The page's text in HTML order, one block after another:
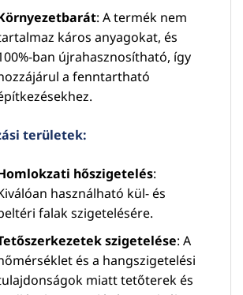
: A termék nem
káros anyagokat, és
ban újrahasznosítható, így
a fenntartható
területek:
hőszigetelés:
használható kül- és
falak szigetelésére.
szigetelése: A
és a hangszigetelési
miatt tetőterek és